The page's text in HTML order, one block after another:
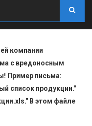
компании
с вредоносным
Пример письма:
список продукции."
В этом файле